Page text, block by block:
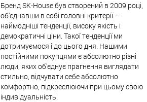
Бренд SK-House був створений в 2009 році,
об'єднавши в собі головні критерії –
наймодніші тенденції, високу якість і
демократичні ціни. Такої тенденції ми
дотримуємося і до цього дня. Нашими
постійними покупцями є абсолютно різні
люди, яких об'єднує прагнення виглядати
стильно, відчувати себе абсолютно
комфортно, підкреслюючи при цьому свою
індивідуальність.